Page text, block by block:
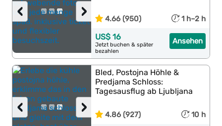
›
‹ 4.66 (950) 1 h–2 h
Ansehen
US$ 16
Jetzt buchen & später
bezahlen
›
‹
Bled, Postojna Höhle &
Predjama Schloss:
Tagesausflug ab Ljubljana
4.86 (927) 10 h